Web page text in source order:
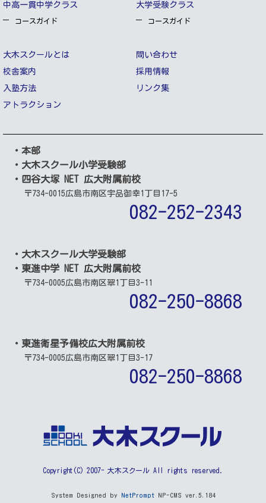
中高一貫中学クラス
コースガイド
大学受験クラス
コースガイド
大木スクールとは
校舎案内
入塾方法
アトラクション
問い合わせ
採用情報
リンク集
・本部
・大木スクール小学受験部
・四谷大塚 NET 広大附属前校
〒734-0015広島市南区宇品御幸1丁目17-5
082-252-2343
・大木スクール大学受験部
・東進中学 NET 広大附属前校
〒734-0005広島市南区翠1丁目3-11
082-250-8868
・東進衛星予備校広大附属前校
〒734-0005広島市南区翠1丁目3-17
082-250-8868
Copyright(C) 2007- 大木スクール All rights reserved.
System Designed by NetPromptNP-CMS ver.5.184